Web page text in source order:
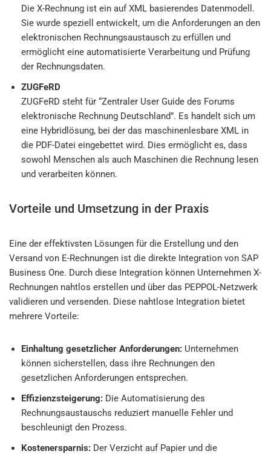
Die X-Rechnung ist ein auf XML basierendes Datenmodell.
Sie wurde speziell entwickelt, um die Anforderungen an den
elektronischen Rechnungsaustausch zu erfüllen und
ermöglicht eine automatisierte Verarbeitung und Prüfung
der Rechnungsdaten.
ZUGFeRD
ZUGFeRD steht für “Zentraler User Guide des Forums
elektronische Rechnung Deutschland”. Es handelt sich um
eine Hybridlösung, bei der das maschinenlesbare XML in
die PDF-Datei eingebettet wird. Dies ermöglicht es, dass
sowohl Menschen als auch Maschinen die Rechnung lesen
und verarbeiten können.
Vorteile und Umsetzung in der Praxis
Eine der effektivsten Lösungen für die Erstellung und den
Versand von E-Rechnungen ist die direkte Integration von SAP
Business One. Durch diese Integration können Unternehmen X-
Rechnungen nahtlos erstellen und über das PEPPOL-Netzwerk
validieren und versenden. Diese nahtlose Integration bietet
mehrere Vorteile:
Einhaltung gesetzlicher Anforderungen: Unternehmen
können sicherstellen, dass ihre Rechnungen den
gesetzlichen Anforderungen entsprechen.
Effizienzsteigerung: Die Automatisierung des
Rechnungsaustauschs reduziert manuelle Fehler und
beschleunigt den Prozess.
Kostenersparnis: Der Verzicht auf Papier und die